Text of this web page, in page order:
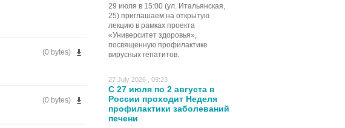
29 июля в 15:00 (ул. Итальянская,
25) приглашаем на открытую
лекцию в рамках проекта
«Университет здоровья»,
посвященную профилактике
вирусных гепатитов.
27 July 2026 , 09:23
С 27 июля по 2 августа в
России проходит Неделя
профилактики заболеваний
печени
(0 bytes)
(0 bytes)